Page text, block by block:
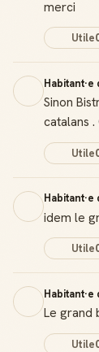
merci
Utile
Sinon
catalans
Utile
idem le
Utile
Le grand
Utile